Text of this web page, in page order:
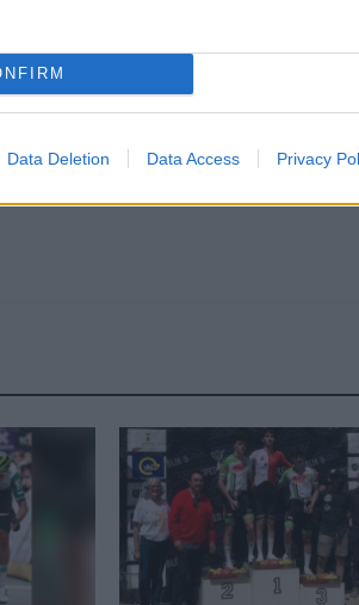
Data Deletion Data Access Privacy